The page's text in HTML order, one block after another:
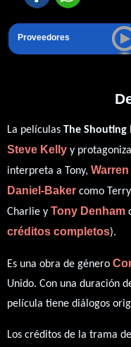
Proveedores
La películas The Shouting
Steve Kelly y
interpreta a Tony, Warren
Daniel-Baker como
Charlie y Tony Denham
créditos completos).
Es una obra de género
Unido. Con una duración
película tiene diálogos
Los créditos de la trama